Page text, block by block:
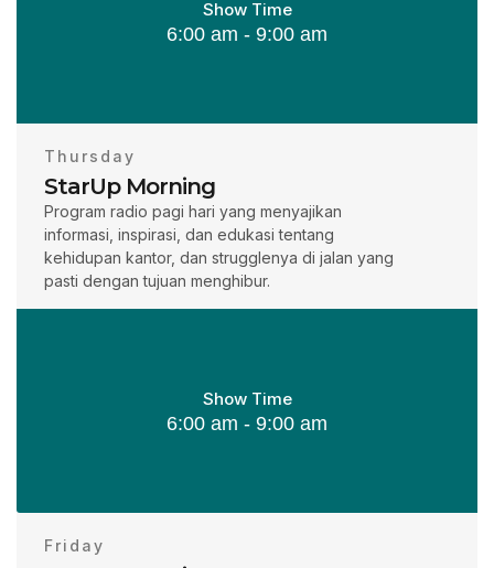
Show Time
6:00 am - 9:00 am
Thursday
StarUp Morning
Program radio pagi hari yang menyajikan
informasi, inspirasi, dan edukasi tentang
kehidupan kantor, dan strugglenya di jalan yang
pasti dengan tujuan menghibur.
Show Time
6:00 am - 9:00 am
Friday